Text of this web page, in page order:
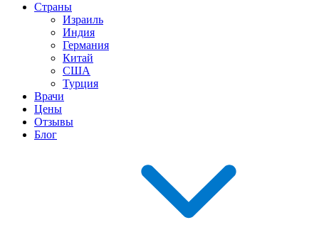
Страны
Израиль
Индия
Германия
Китай
США
Турция
Врачи
Цены
Отзывы
Блог